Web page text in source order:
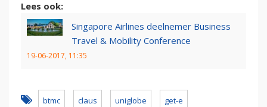
Lees ook:
Singapore Airlines deelnemer Business
Travel & Mobility Conference
19-06-2017, 11:35
btmc claus uniglobe get-e